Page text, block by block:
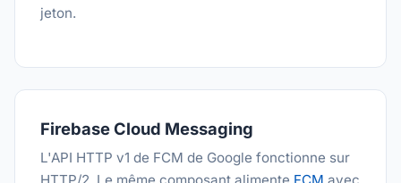
jeton.
Firebase Cloud Messaging
L'API HTTP v1 de FCM de Google fonctionne sur